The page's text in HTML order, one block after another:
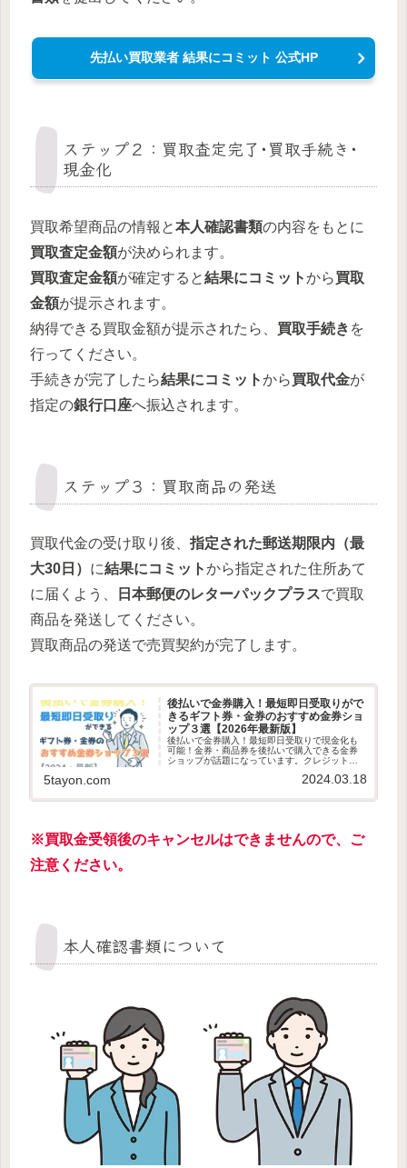
先払い買取業者 結果にコミット 公式HP
ステップ２：買取査定完了･買取手続き･
現金化
買取希望商品の情報と本人確認書類の内容をもとに
買取査定金額が決められます。
買取査定金額が確定すると結果にコミットから買取
金額が提示されます。
納得できる買取金額が提示されたら、 買取手続き を
行ってください。
手続きが完了したら結果にコミットから買取代金が
指定の銀行口座へ振込されます。
ステップ３：買取商品の発送
買取代金の受け取り後、 指定された郵送期限内（最
大30日） に結果にコミットから指定された住所あて
に届くよう、
日本郵便のレターパックプラスで買取
商品を発送してください。
買取商品の発送で売買契約が完了します。
後払いで金券購入！最短即日受取りがで
きるギフト券・金券のおすすめ金券ショ
ップ３選【2026年最新版】
後払いで金券購入！最短即日受取りで現金化も
可能！金券・商品券を後払いで購入できる金券
ショップが話題になっています。クレジットカ
を購入できるので手元に現金がなくても大丈
5tayon.com 2024.03.18
※買取金受領後のキャンセルはできませんので、ご
注意ください。
本人確認書類について